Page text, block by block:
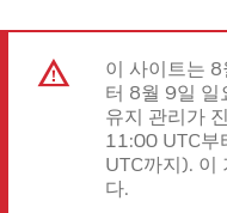
이 사이트는
터 8월 9일 일
유지 관리가
11:00 UTC부
UTC까지). 이
다.